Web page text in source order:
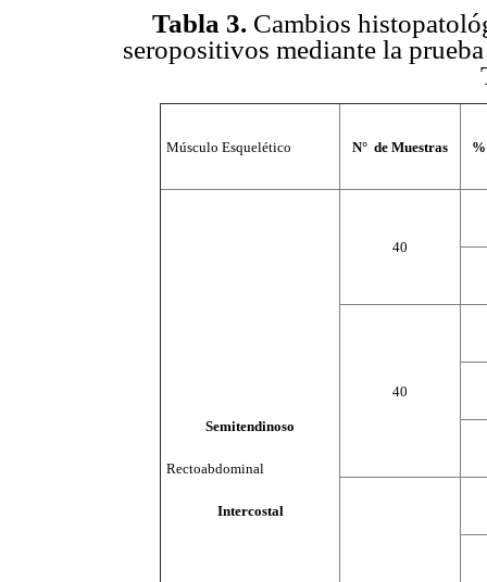
Tabla 3. Cambios
seropositivos mediante la
Músculo Esquelético N° de Muestras
Semitendinoso
Rectoabdominal
Intercostal
40
40